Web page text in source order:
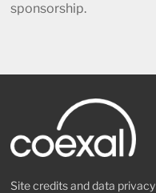
sponsorship.
Site credits and data privacy